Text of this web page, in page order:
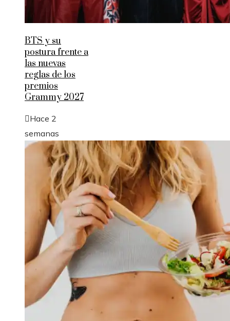
BTS y su
postura frente a
las nuevas
reglas de los
premios
Grammy 2027
Hace 2
semanas